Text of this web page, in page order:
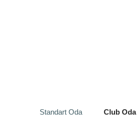
Standart Oda Club Oda